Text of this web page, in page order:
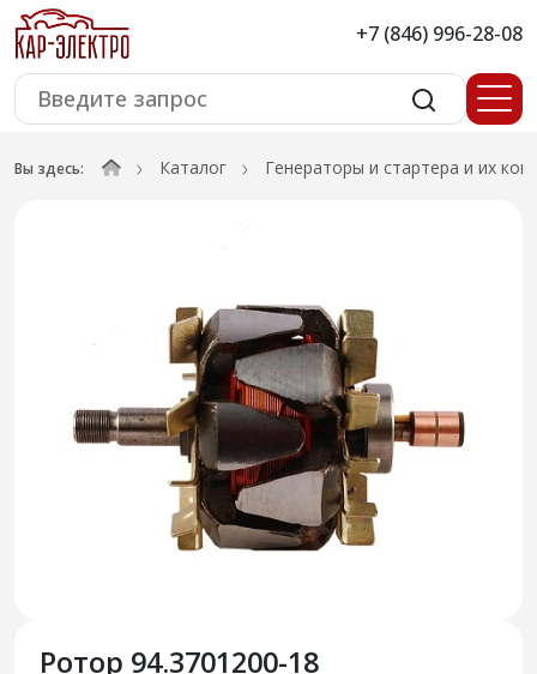
+7 (846) 996-28-08
Вы здесь: Каталог Генераторы и стартера и их
Ротор 94.3701200-18